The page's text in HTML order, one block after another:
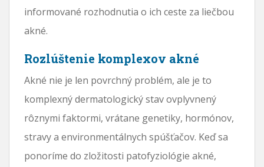
informované rozhodnutia o ich ceste za liečbou
akné.
Rozlúštenie komplexov akné
Akné nie je len povrchný problém, ale je to
komplexný dermatologický stav ovplyvnený
rôznymi faktormi, vrátane genetiky, hormónov,
stravy a environmentálnych spúšťačov. Keď sa
ponoríme do zložitosti patofyziológie akné,